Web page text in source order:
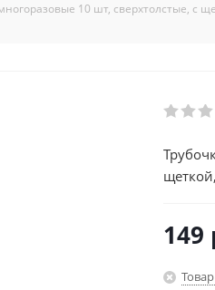
10 шт, сверхтолстые, с
149